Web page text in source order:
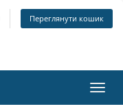
Переглянути кошик